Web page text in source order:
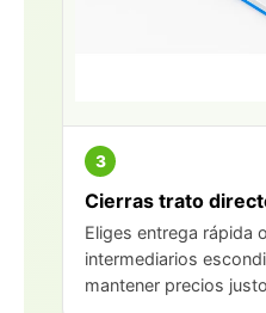
3
Cierras trato
Eliges entrega rápida
intermediarios
mantener precios